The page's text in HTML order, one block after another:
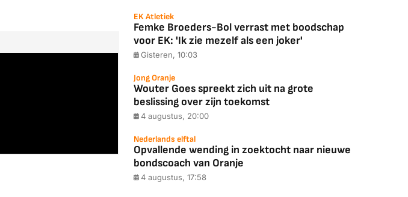
EK Atletiek
Femke Broeders-Bol verrast met boodschap
voor EK: 'Ik zie mezelf als een joker'
Gisteren, 10:03
Jong Oranje
Wouter Goes spreekt zich uit na grote
beslissing over zijn toekomst
4 augustus, 20:00
Nederlands elftal
Opvallende wending in zoektocht naar nieuwe
bondscoach van Oranje
4 augustus, 17:58